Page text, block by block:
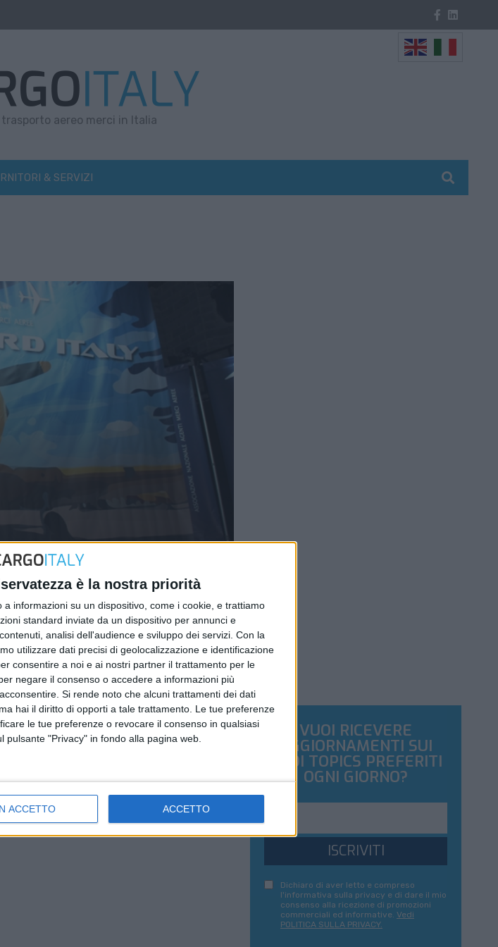
è la nostra priorità
a informazioni su un dispositivo, come i cookie, e trattiamo
standard inviate da un dispositivo per annunci e
analisi dell'audience e sviluppo dei servizi. Con la
utilizzare dati precisi di geolocalizzazione e identificazione
consentire a noi e ai nostri partner il trattamento per le
negare il consenso o accedere a informazioni più
Si rende noto che alcuni trattamenti dei dati
hai il diritto di opporti a tale trattamento. Le tue preferenze
le tue preferenze o revocare il consenso in qualsiasi
pulsante "Privacy" in fondo alla pagina web.
ACCETTO ACCETTO
aereo merci in Italia
& SERVIZI
Marina Marzani
VUOI RICEVERE
AGGIORNAMENTI SUI
TUOI TOPICS PREFERITI
OGNI GIORNO?
ISCRIVITI
Dichiaro di aver letto e compreso
l'informativa sulla privacy e di dare il mio
consenso alla ricezione di promozioni
commerciali ed informative. Vedi
POLITICA SULLA PRIVACY.